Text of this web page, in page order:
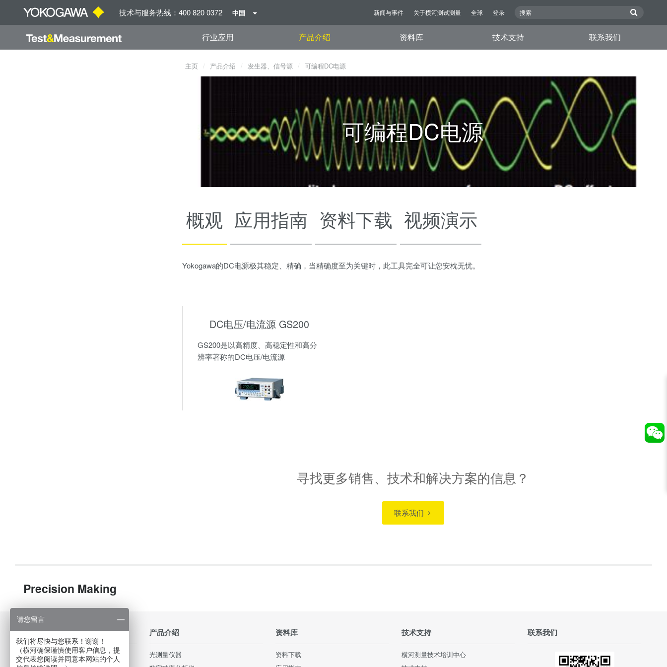
技术与服务热线：400 820 0372 中国 新闻与事件 关于横河测试测量 全球 登录
行业应用 产品介绍 资料库 技术支持 联系我们
主页 产品介绍 发生器、信号源 可编程DC电源
可编程DC电源
概观 应用指南 资料下载 视频演示
Yokogawa的DC电源极其稳定、精确，当精确度至为关键时，此工具完全可让您安枕无忧。
DC电压/电流源 GS200
GS200是以高精度、高稳定性和高分
辨率著称的DC电压/电流源
寻找更多销售、技术和解决方案的信息？
联系我们
Precision Making
行业应用
轨道交通和高速铁路
产品介绍
光测量仪器
资料库
资料下载
技术支持
横河测量技术培训中心
联系我们
请您留言
我们将尽快与您联系！谢谢！
（横河确保谨慎使用客户信息，提
交代表您阅读并同意本网站的个人